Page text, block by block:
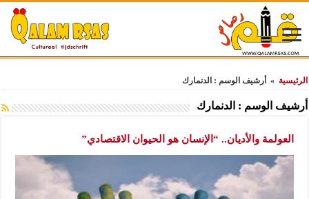
الرئيسية » أرشيف الوسم : الدنمارك
أرشيف الوسم : الدنمارك
العولمة والأديان.. “الإنسان هو الحيوان الاقتصادي”